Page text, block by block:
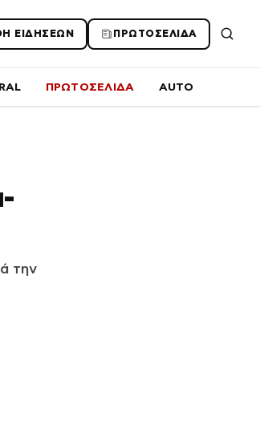
ΕΙΔΗΣΕΩΝ ΠΡΩΤΟΣΕΛΙΔΑ
ΠΡΩΤΟΣΕΛΙΔΑ AUTO
την